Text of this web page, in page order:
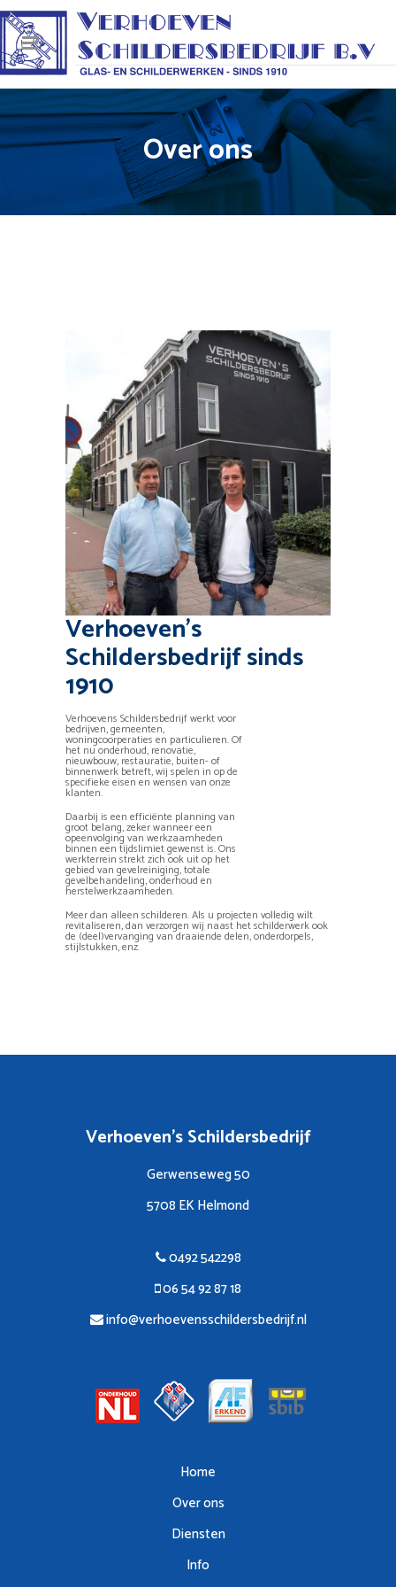
Over ons
Verhoeven’s
Schildersbedrijf sinds
1910
Verhoevens Schildersbedrijf werkt voor
bedrijven, gemeenten,
woningcoorperaties en particulieren. Of
het nu onderhoud, renovatie,
nieuwbouw, restauratie, buiten- of
binnenwerk betreft, wij spelen in op de
specifieke eisen en wensen van onze
klanten.
Daarbij is een efficiënte planning van
groot belang, zeker wanneer een
opeenvolging van werkzaamheden
binnen een tijdslimiet gewenst is. Ons
werkterrein strekt zich ook uit op het
gebied van gevelreiniging, totale
gevelbehandeling, onderhoud en
herstelwerkzaamheden.
Meer dan alleen schilderen. Als u projecten volledig wilt
revitaliseren, dan verzorgen wij naast het schilderwerk ook
de (deel)vervanging van draaiende delen, onderdorpels,
stijlstukken, enz.
Verhoeven's Schildersbedrijf
Gerwenseweg 50
5708 EK Helmond
0492 542298
06 54 92 87 18
info@verhoevensschildersbedrijf.nl
Home
Over ons
Diensten
Info